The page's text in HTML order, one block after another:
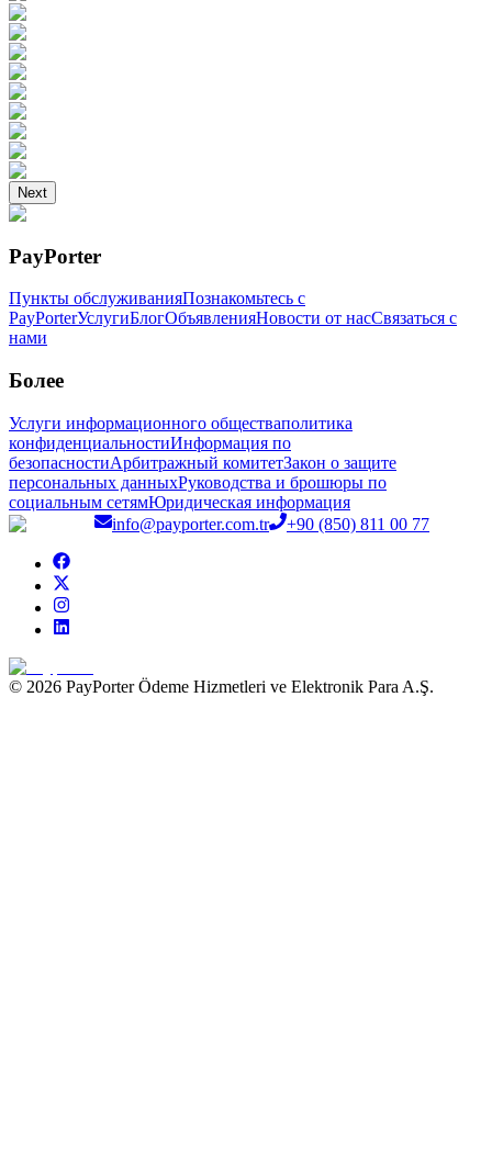
Next
PayPorter
Пункты обслуживанияПознакомьтесь с
PayPorterУслугиБлогОбъявленияНовости от насСвязаться с
нами
Более
Услуги информационного обществаполитика
конфиденциальностиИнформация по
безопасностиАрбитражный комитетЗакон о защите
персональных данныхРуководства и брошюры по
социальным сетямЮридическая информация
info@payporter.com.tr
+90 (850) 811 00 77
© 2026 PayPorter Ödeme Hizmetleri ve Elektronik Para A.Ş.